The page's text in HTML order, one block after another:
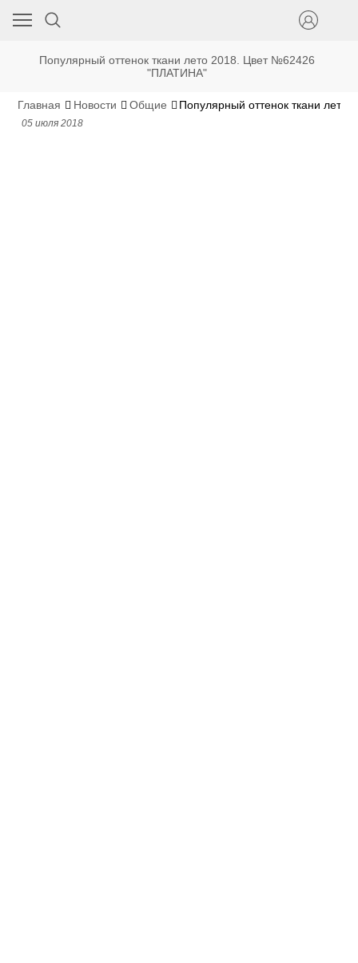
Популярный оттенок ткани лето 2018. Цвет №62426
"ПЛАТИНА"
Главная Новости Общие Популярный оттенок ткани
05 июля 2018